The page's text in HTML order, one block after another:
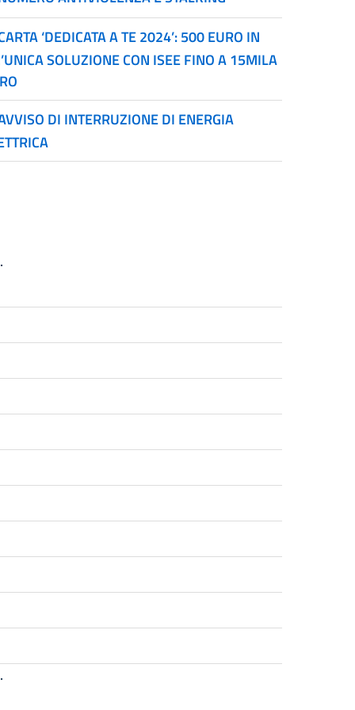
‘DEDICATA A TE 2024’: 500 EURO IN
SOLUZIONE CON ISEE FINO A 15MILA
DI INTERRUZIONE DI ENERGIA